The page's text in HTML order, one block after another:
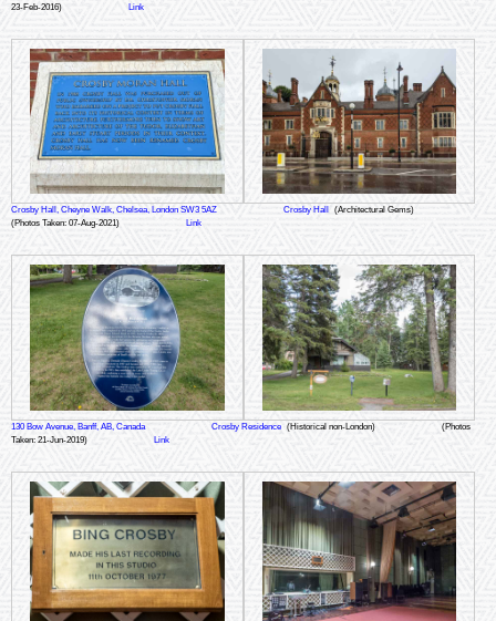
23-Feb-2016)
Link
Crosby Hall, Cheyne Walk, Chelsea, London SW3 5AZ Crosby Hall
(Architectural Gems)
(Photos Taken: 07-Aug-2021)
Link
130 Bow Avenue, Banff, AB, Canada Crosby Residence (Historical non-London)
(Photos
Taken: 21-Jun-2019)
Link